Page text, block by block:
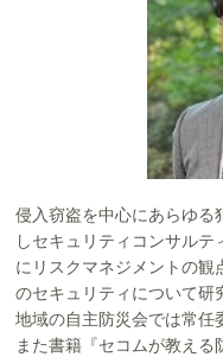
侵入窃盗を中心にあらゆる
しセキュリティコンサル
にリスクマネジメントの観
のセキュリティについて研
地域の自主防災会では常任
また書籍『セコムが教える